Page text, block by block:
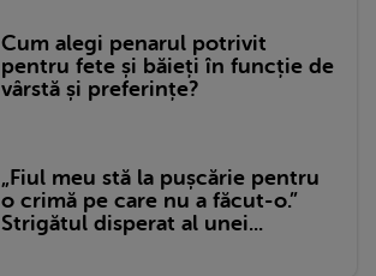
Cum alegi penarul potrivit
pentru fete și băieți în funcție de
vârstă și preferințe?
„Fiul meu stă la pușcărie pentru
o crimă pe care nu a făcut-o.”
Strigătul disperat al unei...